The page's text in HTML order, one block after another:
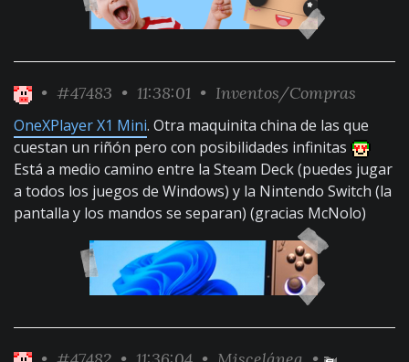
• #47483 • 11:38:01 • Inventos/Compras
OneXPlayer X1 Mini. Otra maquinita china de las que
cuestan un riñón pero con posibilidades infinitas
Está a medio camino entre la Steam Deck (puedes jugar
a todos los juegos de Windows) y la Nintendo Switch (la
pantalla y los mandos se separan) (gracias McNolo)